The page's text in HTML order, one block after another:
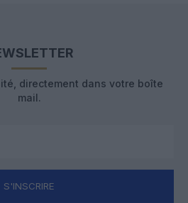
directement dans votre boîte
mail.
S'INSCRIRE